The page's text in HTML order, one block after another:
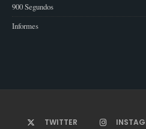
900 Segundos
Informes
TWITTER